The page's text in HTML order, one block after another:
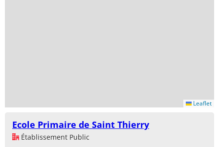
Leaflet
Ecole Primaire de Saint Thierry
Établissement Public